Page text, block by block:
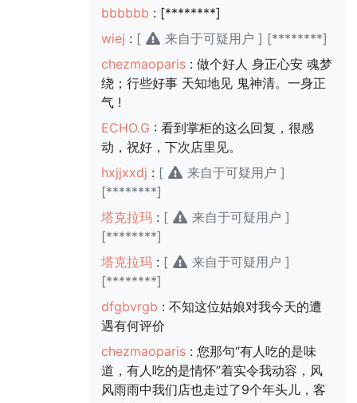
bbbbbb : [********]
wiej : [
来自于可疑用户 ] [********]
chezmaoparis : 做个好人 身正心安 魂梦
绕；行些好事 天知地见 鬼神清。一身正
气 !
ECHO.G : 看到掌柜的这么回复，很感
动，祝好，下次店里见。
hxjjxxdj : [
来自于可疑用户 ]
[********]
塔克拉玛 : [
来自于可疑用户 ]
[********]
塔克拉玛 : [
来自于可疑用户 ]
[********]
dfgbvrgb : 不知这位姑娘对我今天的遭
遇有何评价
chezmaoparis : 您那句“有人吃的是味
道，有人吃的是情怀”着实令我动容，风
风雨雨中我们店也走过了9个年头儿，客